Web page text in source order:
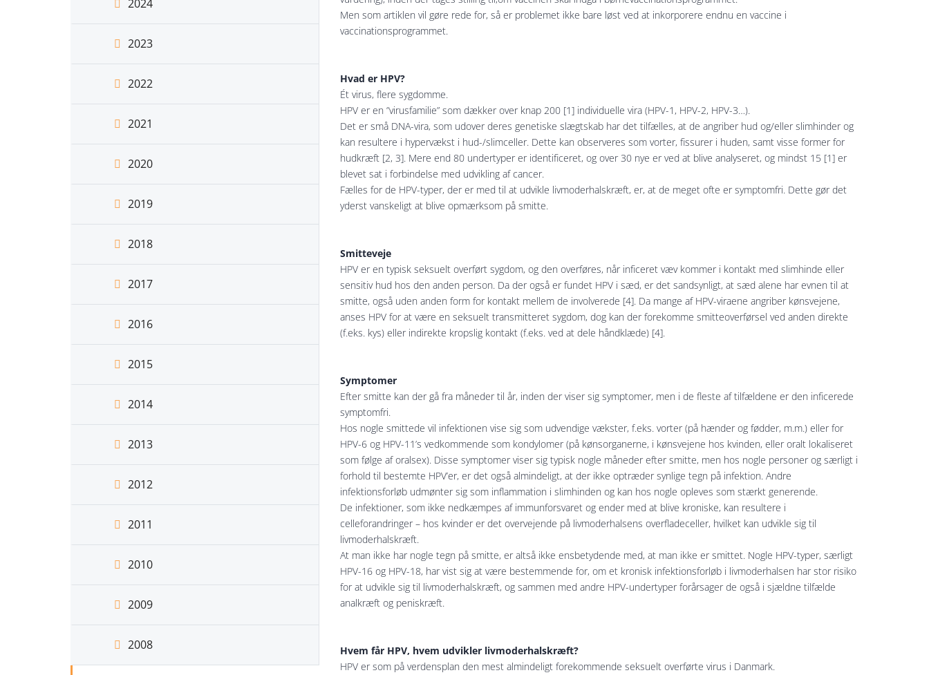
2024
2023
2022
2021
2020
2019
2018
2017
2016
2015
2014
2013
2012
2011
2010
2009
2008
Men som artiklen vil gøre rede for, så er problemet ikke bare løst ved at inkorporere endnu en vaccine i
vaccinationsprogrammet.
Hvad er HPV?
Ét virus, flere sygdomme.
HPV er en ”virusfamilie” som dækker over knap 200 [1] individuelle vira (HPV-1, HPV-2, HPV-3…).
Det er små DNA-vira, som udover deres genetiske slægtskab har det tilfælles, at de angriber hud og/eller slimhinder og
kan resultere i hypervækst i hud-/slimceller. Dette kan observeres som vorter, fissurer i huden, samt visse former for
hudkræft [2, 3]. Mere end 80 undertyper er identificeret, og over 30 nye er ved at blive analyseret, og mindst 15 [1] er
blevet sat i forbindelse med udvikling af cancer.
Fælles for de HPV-typer, der er med til at udvikle livmoderhalskræft, er, at de meget ofte er symptomfri. Dette gør det
yderst vanskeligt at blive opmærksom på smitte.
Smitteveje
HPV er en typisk seksuelt overført sygdom, og den overføres, når inficeret væv kommer i kontakt med slimhinde eller
sensitiv hud hos den anden person. Da der også er fundet HPV i sæd, er det sandsynligt, at sæd alene har evnen til at
smitte, også uden anden form for kontakt mellem de involverede [4]. Da mange af HPV-viraene angriber kønsvejene,
anses HPV for at være en seksuelt transmitteret sygdom, dog kan der forekomme smitteoverførsel ved anden direkte
(f.eks. kys) eller indirekte kropslig kontakt (f.eks. ved at dele håndklæde) [4].
Symptomer
Efter smitte kan der gå fra måneder til år, inden der viser sig symptomer, men i de fleste af tilfældene er den inficerede
symptomfri.
Hos nogle smittede vil infektionen vise sig som udvendige vækster, f.eks. vorter (på hænder og fødder, m.m.) eller for
HPV-6 og HPV-11’s vedkommende som kondylomer (på kønsorganerne, i kønsvejene hos kvinden, eller oralt lokaliseret
som følge af oralsex). Disse symptomer viser sig typisk nogle måneder efter smitte, men hos nogle personer og særligt i
forhold til bestemte HPV’er, er det også almindeligt, at der ikke optræder synlige tegn på infektion. Andre
infektionsforløb udmønter sig som inflammation i slimhinden og kan hos nogle opleves som stærkt generende.
De infektioner, som ikke nedkæmpes af immunforsvaret og ender med at blive kroniske, kan resultere i
celleforandringer – hos kvinder er det overvejende på livmoderhalsens overfladeceller, hvilket kan udvikle sig til
livmoderhalskræft.
At man ikke har nogle tegn på smitte, er altså ikke ensbetydende med, at man ikke er smittet. Nogle HPV-typer, særligt
HPV-16 og HPV-18, har vist sig at være bestemmende for, om et kronisk infektionsforløb i livmoderhalsen har stor risiko
for at udvikle sig til livmoderhalskræft, og sammen med andre HPV-undertyper forårsager de også i sjældne tilfælde
analkræft og peniskræft.
Hvem får HPV, hvem udvikler livmoderhalskræft?
HPV er som på verdensplan den mest almindeligt forekommende seksuelt overførte virus i Danmark.